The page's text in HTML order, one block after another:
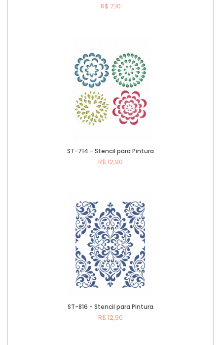
R$ 7,10
ST-714 - Stencil para Pintura
R$ 12,90
ST-816 - Stencil para Pintura
R$ 12,90